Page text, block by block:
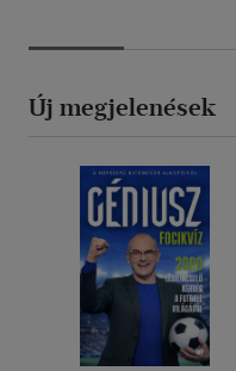
Új megjelenések